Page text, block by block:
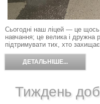
Сьогодні наш ліцей — це
навчання; це велика і дружна
підтримувати тих, хто
ДЕТАЛЬНІШЕ...
Тиждень